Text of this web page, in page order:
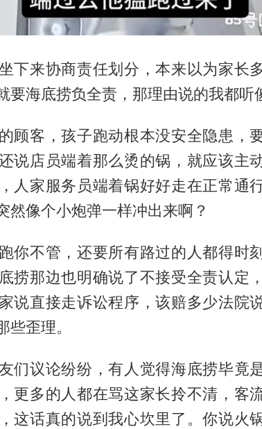
下来协商责任划分，本来以为家长
要海底捞负全责，那理由说的我都听
顾客，孩子跑动根本没安全隐患，
说店员端着那么烫的锅，就应该主
人家服务员端着锅好好走在正常通
然像个小炮弹一样冲出来啊？
你不管，还要所有路过的人都得时
捞那边也明确说了不接受全责认定
说直接走诉讼程序，该赔多少法院
些歪理。
们议论纷纷，有人觉得海底捞毕竟
更多的人都在骂这家长拎不清，客
这话真的说到我心坎里了。你说火